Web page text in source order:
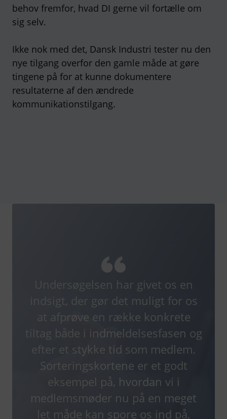
behov fremfor, hvad DI gerne vil fortælle om
sig selv.
Ikke nok med det, Dansk Industri tester nu den
nye tilgang overfor den gamle måde at gøre
tingene på for at kunne dokumentere
resultaterne af den ændrede
kommunikationstilgang.
Undersøgelsen har givet os en
indsigt, der gør det muligt for os
at afprøve en række konkrete
tiltag både i indmeldelsesfasen og
efter et stykke tid som medlem.
Sorteringskortene er et godt
eksempel på, hvordan vi i
medlemsmøder nu på en meget
let måde kan spore os ind på,